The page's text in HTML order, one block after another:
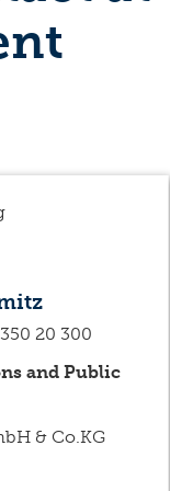
20 300
and Public
& Co.KG